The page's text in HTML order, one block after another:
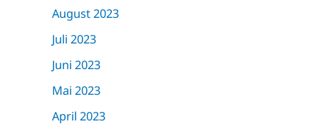
August 2023
Juli 2023
Juni 2023
Mai 2023
April 2023